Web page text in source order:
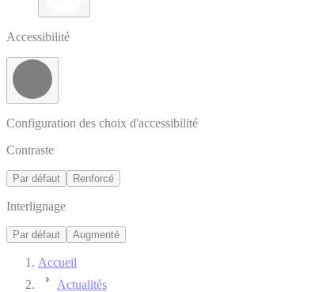
Accessibilité
Configuration des choix d'accessibilité
Contraste
Par défaut Renforcé
Interlignage
Par défaut Augmenté
Accueil
Actualités